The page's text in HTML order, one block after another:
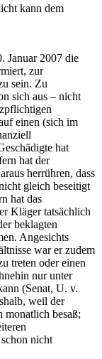
kann dem
Januar 2007 die
zur
sein. Zu
sich aus – nicht
einen (sich im
hat
hat der
herrühren, dass
gleich beseitigt
hat das
Kläger tatsächlich
beklagten
Angesichts
war er zudem
treten oder einen
nur unter
(Senat, U. v.
weil der
besaß;
nicht